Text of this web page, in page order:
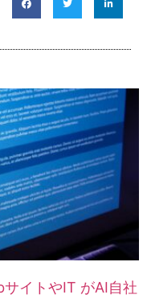
イトやIT がAI自社